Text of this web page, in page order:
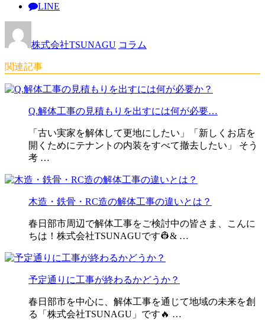
LINE
株式会社TSUNAGU コラム
関連記事
Q.解体工事の見積もりを出すには何が必要…
「古い実家を解体して更地にしたい」「新しくお店を
開くためにテナントの内装をすべて撤去したい」 そう
考 …
木造・鉄骨・RC造の解体工事の違いとは？
春日部市周辺で解体工事をご検討中の皆さま、こんに
ちは！株式会社TSUNAGUです👷& …
予定通りに工事が終わるかどうか？
春日部市を中心に、解体工事を通じて地域の未来を創
る「株式会社TSUNAGU」です🔥 …